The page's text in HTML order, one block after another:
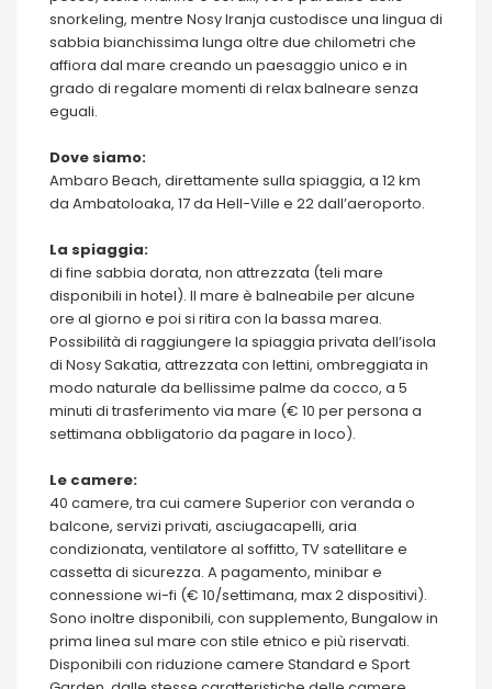
snorkeling, mentre Nosy Iranja custodisce una lingua di
sabbia bianchissima lunga oltre due chilometri che
affiora dal mare creando un paesaggio unico e in
grado di regalare momenti di relax balneare senza
eguali.
Dove siamo:
Ambaro Beach, direttamente sulla spiaggia, a 12 km
da Ambatoloaka, 17 da Hell-Ville e 22 dall’aeroporto.
La spiaggia:
di fine sabbia dorata, non attrezzata (teli mare
disponibili in hotel). Il mare è balneabile per alcune
ore al giorno e poi si ritira con la bassa marea.
Possibilità di raggiungere la spiaggia privata dell’isola
di Nosy Sakatia, attrezzata con lettini, ombreggiata in
modo naturale da bellissime palme da cocco, a 5
minuti di trasferimento via mare (€ 10 per persona a
settimana obbligatorio da pagare in loco).
Le camere:
40 camere, tra cui camere Superior con veranda o
balcone, servizi privati, asciugacapelli, aria
condizionata, ventilatore al soffitto, TV satellitare e
cassetta di sicurezza. A pagamento, minibar e
connessione wi-fi (€ 10/settimana, max 2 dispositivi).
Sono inoltre disponibili, con supplemento, Bungalow in
prima linea sul mare con stile etnico e più riservati.
Disponibili con riduzione camere Standard e Sport